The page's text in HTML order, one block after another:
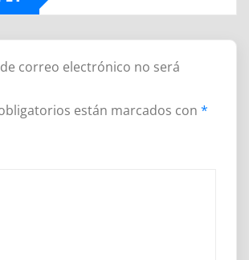
correo electrónico no será
están marcados con *